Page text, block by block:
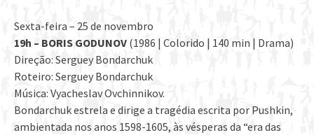
Sexta-feira – 25 de novembro
19h – BORIS GODUNOV (1986 | Colorido | 140 min | Drama)
Direção: Serguey Bondarchuk
Roteiro: Serguey Bondarchuk
Música: Vyacheslav Ovchinnikov.
Bondarchuk estrela e dirige a tragédia escrita por Pushkin,
ambientada nos anos 1598-1605, às vésperas da “era das